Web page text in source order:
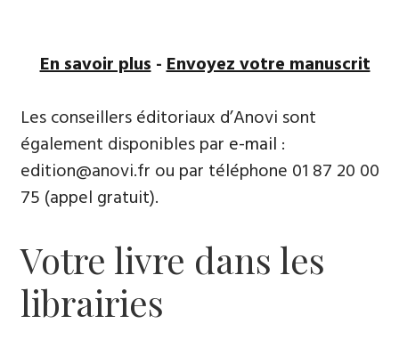
En savoir plus-Envoyez votre manuscrit
Les conseillers éditoriaux d’Anovi sont
également disponibles par e-mail :
edition@anovi.fr ou par téléphone ​​0​1 87 20 00
75 (appel gratuit).
Votre livre dans les
librairies